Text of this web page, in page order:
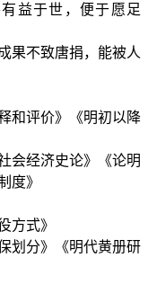
益于世，便于愿足
果不致唐捐，能被人
和评价》《明初以降
会经济史论》《论明
度》
方式》
划分》《明代黄册研